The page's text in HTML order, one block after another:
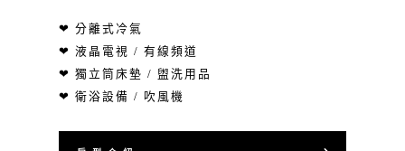
❤ 分離式冷氣
❤ 液晶電視 / 有線頻道
❤ 獨立筒床墊 / 盥洗用品
❤ 衛浴設備 / 吹風機